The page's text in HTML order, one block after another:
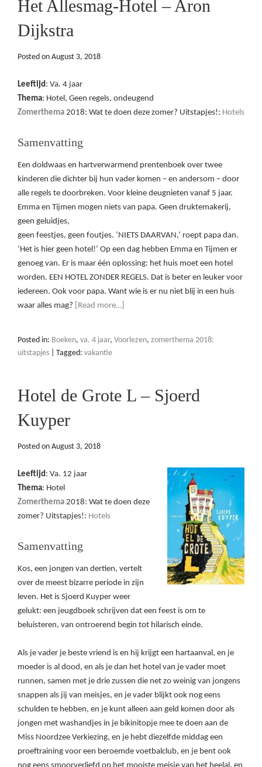
Het Allesmag-Hotel – Aron
Dijkstra
Posted on August 3, 2018
Leeftijd: Va. 4 jaar
Thema: Hotel, Geen regels, ondeugend
Zomerthema 2018: Wat te doen deze zomer? Uitstapjes!: Hotels
Samenvatting
Een doldwaas en hartverwarmend prentenboek over twee
kinderen die dichter bij hun vader komen – en andersom – door
alle regels te doorbreken. Voor kleine deugnieten vanaf 5 jaar.
Emma en Tijmen mogen niets van papa. Geen druktemakerij,
geen geluidjes,
geen feestjes, geen foutjes. ‘NIETS DAARVAN,’ roept papa dan.
‘Het is hier geen hotel!’ Op een dag hebben Emma en Tijmen er
genoeg van. Er is maar één oplossing: het huis moet een hotel
worden. EEN HOTEL ZONDER REGELS. Dat is beter en leuker voor
iedereen. Ook voor papa. Want wie is er nu niet blij in een huis
waar alles mag?
[Read more…]
Posted in: Boeken, va. 4 jaar, Voorlezen, zomerthema 2018:
uitstapjes
Tagged: vakantie
Hotel de Grote L – Sjoerd
Kuyper
Posted on August 3, 2018
Leeftijd: Va. 12 jaar
Thema: Hotel
Zomerthema 2018: Wat te doen deze
zomer? Uitstapjes!: Hotels
Samenvatting
Kos, een jongen van dertien, vertelt
over de meest bizarre periode in zijn
leven. Het is Sjoerd Kuyper weer
gelukt: een jeugdboek schrijven dat een feest is om te
beluisteren, van ontroerend begin tot hilarisch einde.
Als je vader je beste vriend is en hij krijgt een hartaanval, en je
moeder is al dood, en als je dan het hotel van je vader moet
runnen, samen met je drie zussen die net zo weinig van jongens
snappen als jij van meisjes, en je vader blijkt ook nog eens
schulden te hebben, en je kunt alleen aan geld komen door als
jongen met washandjes in je bikinitopje mee te doen aan de
Miss Noordzee Verkiezing, en je hebt diezelfde middag een
proeftraining voor een beroemde voetbalclub, en je bent ook